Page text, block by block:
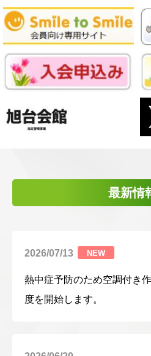
最新情
2026/07/13 NEW
熱中症予防のため空調付き
度を開始します。